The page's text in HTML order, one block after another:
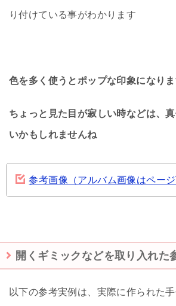
り付けている事がわかります
色を多く使うとポップな印象になりま
ちょっと見た目が寂しい時などは、
いかもしれませんね
参考画像（アルバム画像はペー
開くギミックなどを取り入れた
以下の参考実例は、実際に作られた